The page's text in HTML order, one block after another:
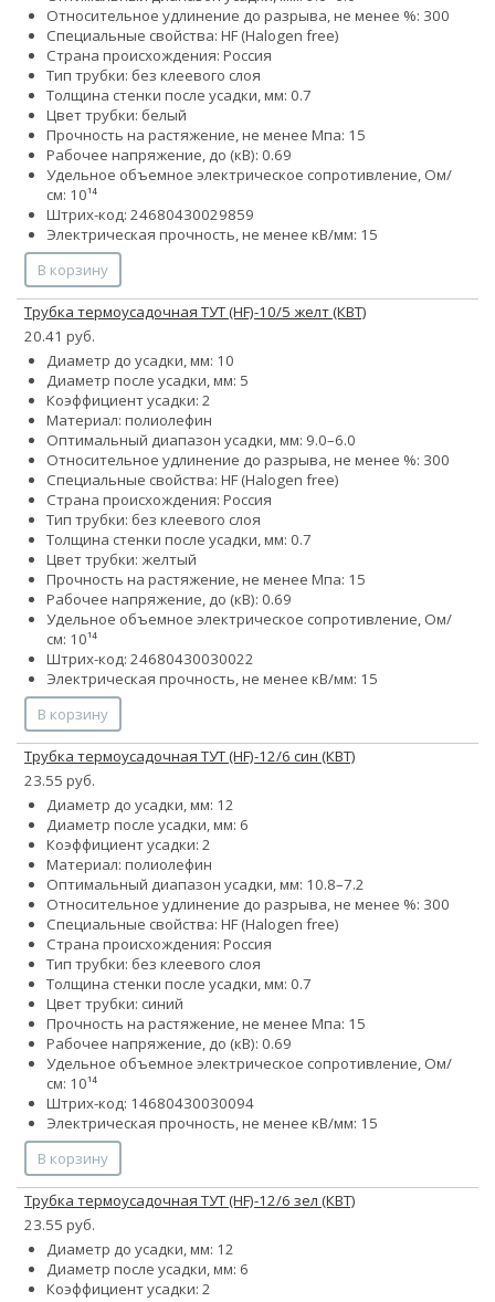
Относительное удлинение до разрыва, не менее %: 300
Специальные свойства: HF (Halogen free)
Страна происхождения: Россия
Тип трубки: без клеевого слоя
Толщина стенки после усадки, мм: 0.7
Цвет трубки: белый
Прочность на растяжение, не менее Мпа: 15
Рабочее напряжение, до (кВ): 0.69
Удельное объемное электрическое сопротивление, Ом/
см: 10¹⁴
Штрих-код: 24680430029859
Электрическая прочность, не менее кВ/мм: 15
В корзину
Трубка термоусадочная ТУТ (HF)-10/5 желт (КВТ)
20.41 руб.
Диаметр до усадки, мм: 10
Диаметр после усадки, мм: 5
Коэффициент усадки: 2
Материал: полиолефин
Оптимальный диапазон усадки, мм: 9.0–6.0
Относительное удлинение до разрыва, не менее %: 300
Специальные свойства: HF (Halogen free)
Страна происхождения: Россия
Тип трубки: без клеевого слоя
Толщина стенки после усадки, мм: 0.7
Цвет трубки: желтый
Прочность на растяжение, не менее Мпа: 15
Рабочее напряжение, до (кВ): 0.69
Удельное объемное электрическое сопротивление, Ом/
см: 10¹⁴
Штрих-код: 24680430030022
Электрическая прочность, не менее кВ/мм: 15
В корзину
Трубка термоусадочная ТУТ (HF)-12/6 син (КВТ)
23.55 руб.
Диаметр до усадки, мм: 12
Диаметр после усадки, мм: 6
Коэффициент усадки: 2
Материал: полиолефин
Оптимальный диапазон усадки, мм: 10.8–7.2
Относительное удлинение до разрыва, не менее %: 300
Специальные свойства: HF (Halogen free)
Страна происхождения: Россия
Тип трубки: без клеевого слоя
Толщина стенки после усадки, мм: 0.7
Цвет трубки: синий
Прочность на растяжение, не менее Мпа: 15
Рабочее напряжение, до (кВ): 0.69
Удельное объемное электрическое сопротивление, Ом/
см: 10¹⁴
Штрих-код: 14680430030094
Электрическая прочность, не менее кВ/мм: 15
В корзину
Трубка термоусадочная ТУТ (HF)-12/6 зел (КВТ)
23.55 руб.
Диаметр до усадки, мм: 12
Диаметр после усадки, мм: 6
Коэффициент усадки: 2